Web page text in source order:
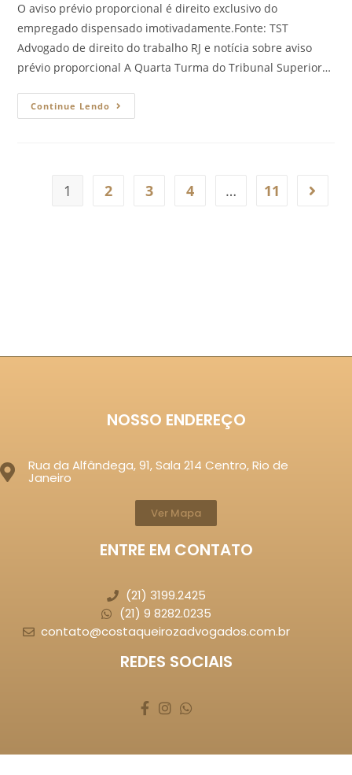
O aviso prévio proporcional é direito exclusivo do
empregado dispensado imotivadamente.Fonte: TST
Advogado de direito do trabalho RJ e notícia sobre aviso
prévio proporcional A Quarta Turma do Tribunal Superior…
Continue Lendo
1 2 3 4 … 11
NOSSO ENDEREÇO
Rua da Alfândega, 91, Sala 214 Centro, Rio de
Janeiro
Ver Mapa
ENTRE EM CONTATO
(21) 3199.2425
(21) 9 8282.0235
contato@costaqueirozadvogados.com.br
REDES SOCIAIS